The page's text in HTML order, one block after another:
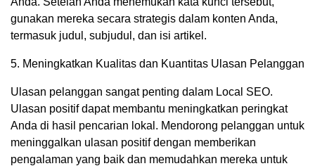
gunakan mereka secara strategis dalam konten Anda,
termasuk judul, subjudul, dan isi artikel.
5. Meningkatkan Kualitas dan Kuantitas Ulasan Pelanggan
Ulasan pelanggan sangat penting dalam Local SEO.
Ulasan positif dapat membantu meningkatkan peringkat
Anda di hasil pencarian lokal. Mendorong pelanggan untuk
meninggalkan ulasan positif dengan memberikan
pengalaman yang baik dan memudahkan mereka untuk